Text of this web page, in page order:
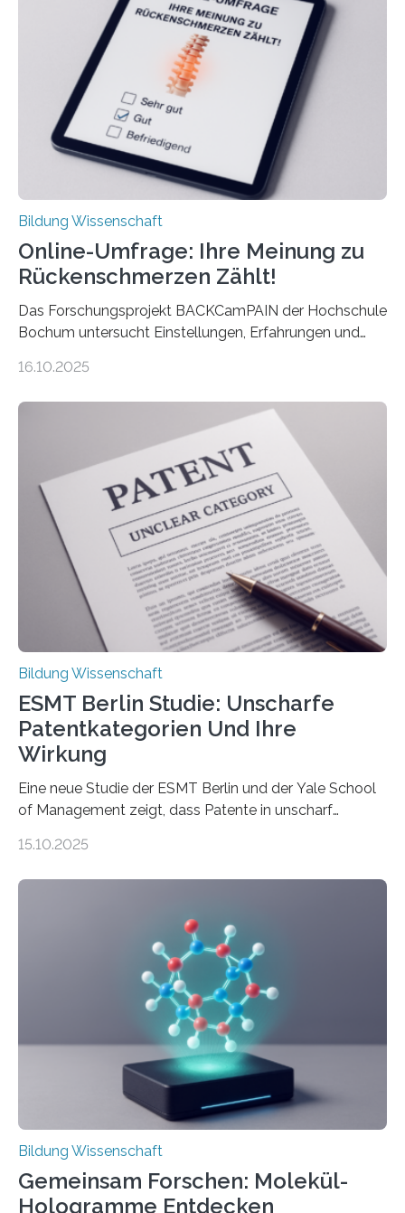
Euro und damit etwa 30 Prozent zu niedrig. Zu diesem
Ergebnis kommt eine neue Studie des ZEW Mannheim
mit der Universität Tilburg. „Werden Frauen unter 30
Jahren erstmals…
Bildung Wissenschaft
Online-Umfrage: Ihre Meinung zu
Rückenschmerzen Zählt!
Das Forschungsprojekt BACKCamPAIN der Hochschule
Bochum untersucht Einstellungen, Erfahrungen und
gehören zu den häufigsten gesundheitlichen
Rückenschmerzen denken und welche Erfahrungen sie
damit gemacht haben, kann entscheidend
beeinflussen, wie Schmerzen verlaufen und welche
Therapien wirken. Diese individuellen Überzeugungen
stehen im Mittelpunkt einer aktuellen Studie der
Hochschule Bochum. Im Rahmen des
Promotionsprojekts „BACKCamPAIN“ führt die
Doktorandin Deborah Jost (Hochschule Bochum,
Promotionskolleg NRW) derzeit eine Online-Umfrage
durch. Ziel ist es, herauszufinden,…
16.10.2025
Bildung Wissenschaft
ESMT Berlin Studie: Unscharfe
Patentkategorien Und Ihre
Wirkung
Eine neue Studie der ESMT Berlin und der Yale School
of Management zeigt, dass Patente in unscharf
häufiger zu bahnbrechenden Innovationen führen und
Erfindungen entstehen besonders dann, wenn
Wissenskategorien verschwimmen. Das zeigt neue
Forschung von Gianluca Carnabuci, Professor of
Organizational Behavior an der ESMT Berlin, und
Balázs Kovács, Professor an der Yale School of
Management. Die Forscher kommen zu dem Schluss,
dass Patente…
15.10.2025
Bildung Wissenschaft
Gemeinsam Forschen: Molekül-
Hologramme Entdecken